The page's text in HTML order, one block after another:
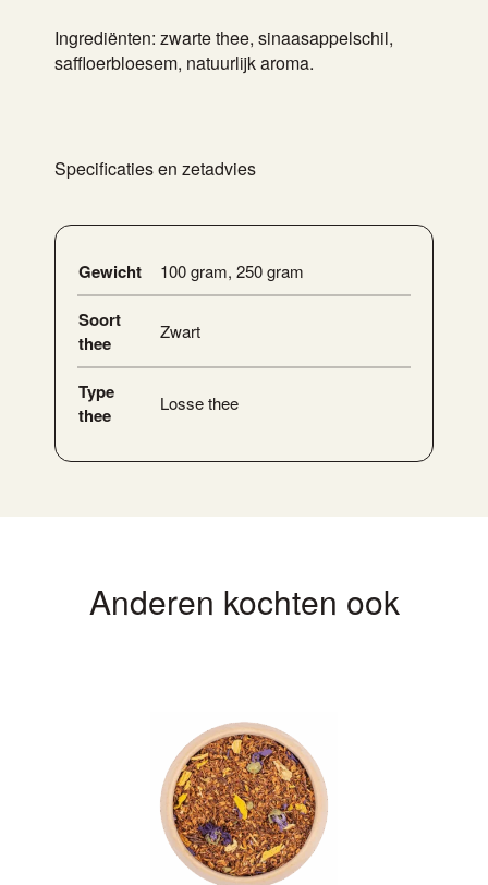
Ingrediënten: zwarte thee, sinaasappelschil,
saffloerbloesem, natuurlijk aroma.
Specificaties en zetadvies
Gewicht 100 gram, 250 gram
Soort
thee
Zwart
Type
thee
Losse thee
Anderen kochten ook